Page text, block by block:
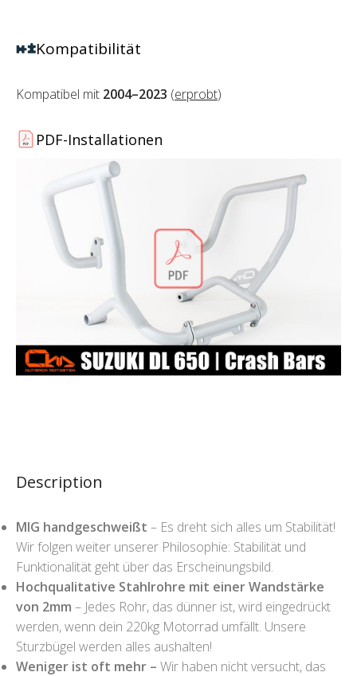
Description
MIG handgeschweißt – Es dreht sich alles um Stabilität!
Wir folgen weiter unserer Philosophie: Stabilität und
Funktionalität geht über das Erscheinungsbild.
Hochqualitative Stahlrohre mit einer Wandstärke
von 2mm – Jedes Rohr, das dünner ist, wird eingedrückt
werden, wenn dein 220kg Motorrad umfällt. Unsere
Sturzbügel werden alles aushalten!
Weniger ist oft mehr – Wir haben nicht versucht, das
Kompatibilität
Kompatibel mit 2004–2023 (erprobt)
PDF-Installationen